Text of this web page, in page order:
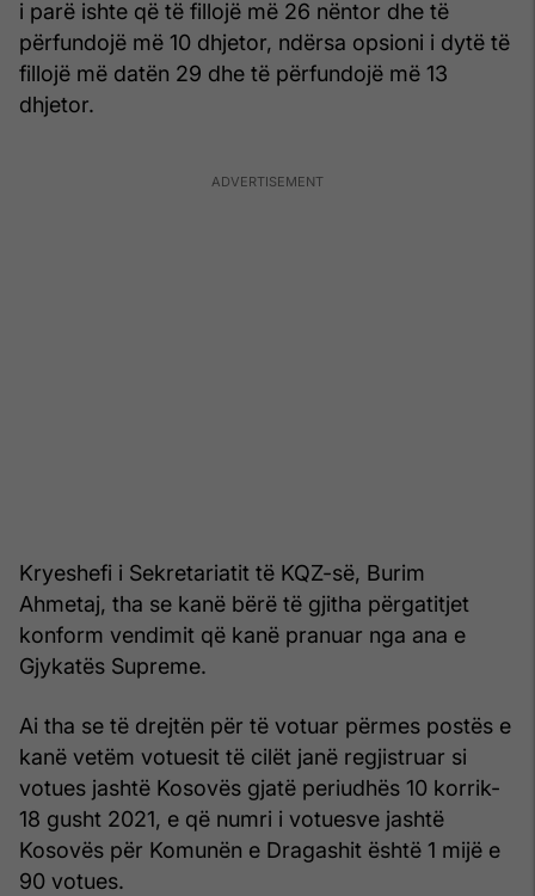
i parë ishte që të fillojë më 26 nëntor dhe të
përfundojë më 10 dhjetor, ndërsa opsioni i dytë të
fillojë më datën 29 dhe të përfundojë më 13
dhjetor.
Kryeshefi i Sekretariatit të KQZ-së, Burim
Ahmetaj, tha se kanë bërë të gjitha përgatitjet
konform vendimit që kanë pranuar nga ana e
Gjykatës Supreme.
Ai tha se të drejtën për të votuar përmes postës e
kanë vetëm votuesit të cilët janë regjistruar si
votues jashtë Kosovës gjatë periudhës 10 korrik-
18 gusht 2021, e që numri i votuesve jashtë
Kosovës për Komunën e Dragashit është 1 mijë e
90 votues.